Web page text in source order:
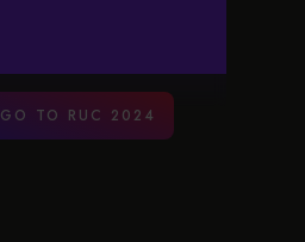
GO TO RUC 2024